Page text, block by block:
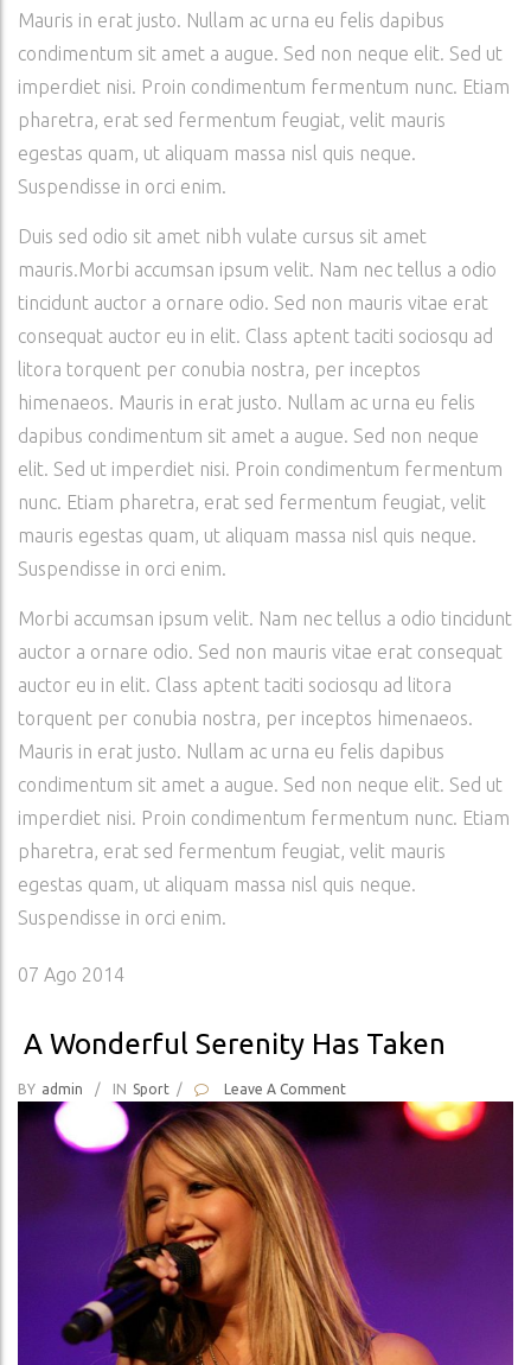
Mauris in erat justo. Nullam ac urna eu felis dapibus
condimentum sit amet a augue. Sed non neque elit. Sed ut
imperdiet nisi. Proin condimentum fermentum nunc. Etiam
pharetra, erat sed fermentum feugiat, velit mauris
egestas quam, ut aliquam massa nisl quis neque.
Suspendisse in orci enim.
Duis sed odio sit amet nibh vulate cursus sit amet
mauris.Morbi accumsan ipsum velit. Nam nec tellus a odio
tincidunt auctor a ornare odio. Sed non mauris vitae erat
consequat auctor eu in elit. Class aptent taciti sociosqu ad
litora torquent per conubia nostra, per inceptos
himenaeos. Mauris in erat justo. Nullam ac urna eu felis
dapibus condimentum sit amet a augue. Sed non neque
elit. Sed ut imperdiet nisi. Proin condimentum fermentum
nunc. Etiam pharetra, erat sed fermentum feugiat, velit
mauris egestas quam, ut aliquam massa nisl quis neque.
Suspendisse in orci enim.
Morbi accumsan ipsum velit. Nam nec tellus a odio tincidunt
auctor a ornare odio. Sed non mauris vitae erat consequat
auctor eu in elit. Class aptent taciti sociosqu ad litora
torquent per conubia nostra, per inceptos himenaeos.
Mauris in erat justo. Nullam ac urna eu felis dapibus
condimentum sit amet a augue. Sed non neque elit. Sed ut
imperdiet nisi. Proin condimentum fermentum nunc. Etiam
pharetra, erat sed fermentum feugiat, velit mauris
egestas quam, ut aliquam massa nisl quis neque.
Suspendisse in orci enim.
07 Ago 2014
A Wonderful Serenity Has Taken
BY Admin / IN Sport / Leave A Comment